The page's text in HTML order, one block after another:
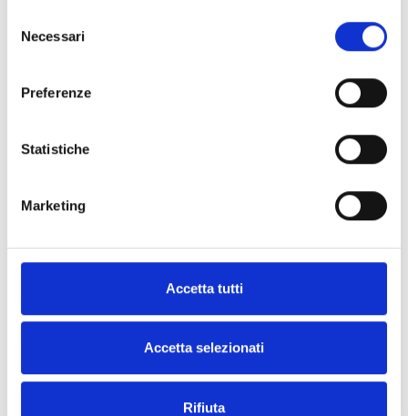
delNecessari
Preferenze
Statistiche
Marketing
Accetta tutti
Accetta selezionati
Rifiuta
Richiedi informazioni